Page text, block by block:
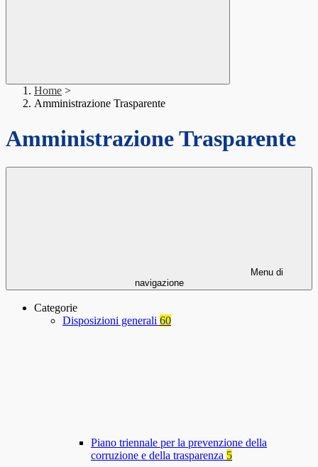
Home >
Amministrazione Trasparente
Amministrazione Trasparente
Menu di
navigazione
Categorie
Disposizioni generali 60
Piano triennale per la prevenzione della
corruzione e della trasparenza 5